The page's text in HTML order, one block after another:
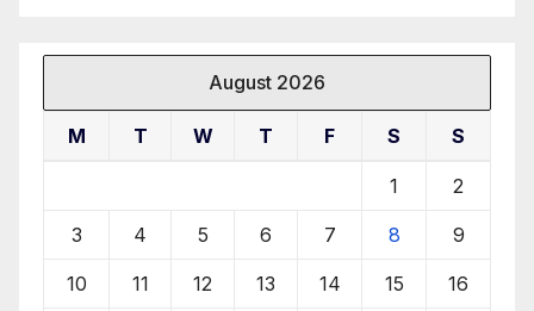
August 2026
M T W T F S S
1 2
3 4 5 6 7 8 9
10 11 12 13 14 15 16